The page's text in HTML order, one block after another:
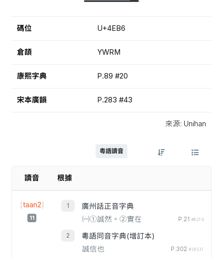
碼位 U+4EB6
倉頡 YWRM
康熙字典 P.89 #20
宋本廣韻 P.283 #43
來源: Unihan
粵語讀音
讀音 根據
[taan2]
11
廣州話正音字典
㈠①誠然。②實在
P.21 #0219
粵語同音字典(增訂本)
誠信也
P.302 #10531